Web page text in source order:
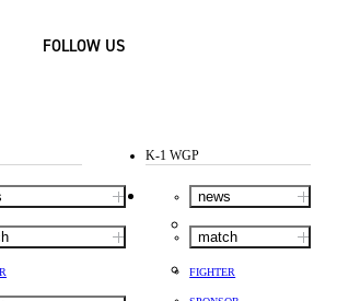
FOLLOW US
K-1 WGP
news
match
FIGHTER